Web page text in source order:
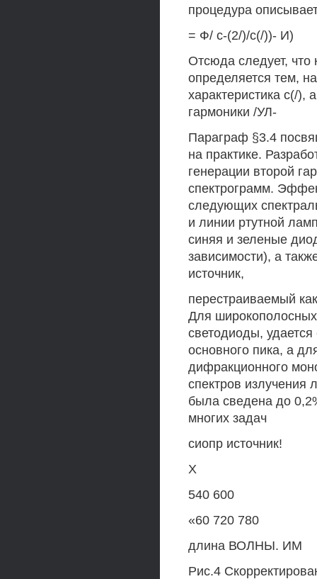
процедура
= Ф/ с-(2/)/с(/))- И)
Отсюда следует, что
определяется тем,
характеристика с(/),
гармоники /УЛ-
Параграф §3.4
на практике.
генерации второй
спектрограмм.
следующих
и линии ртутной
синяя и зеленые
зависимости), а
источник,
перестраиваемый
Для широкополосных
светодиоды, удается
основного пика, а
дифракционного
спектров излучения
была сведена до
многих задач
сиопр источник!
X
540 600
«60 720 780
длина ВОЛНЫ. ИМ
Рис.4